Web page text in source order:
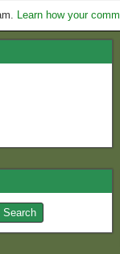
Learn how your